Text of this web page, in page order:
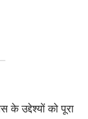
के उद्देश्यों को पूरा